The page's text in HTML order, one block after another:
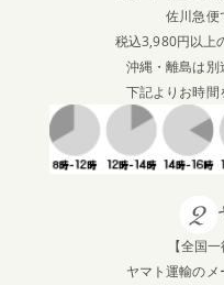
佐川急便
税込3,980円以上
沖縄・離島は別
下記よりお時間
【全国
ヤマト運輸のメ